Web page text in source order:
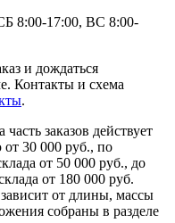
8:00-17:00, ВС 8:00-
и дождаться
Контакты и схема
.
часть заказов действует
от 30 000 руб., по
от 50 000 руб., до
от 180 000 руб.
от длины, массы
собраны в разделе